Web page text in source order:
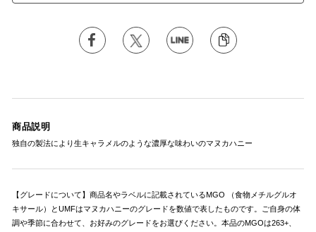
商品説明
独自の製法により生キャラメルのような濃厚な味わいのマヌカハニー
【グレードについて】商品名やラベルに記載されているMGO （食物メチルグルオ
キサール）とUMFはマヌカハニーのグレードを数値で表したものです。ご自身の体
調や季節に合わせて、お好みのグレードをお選びください。本品のMGOは263+、